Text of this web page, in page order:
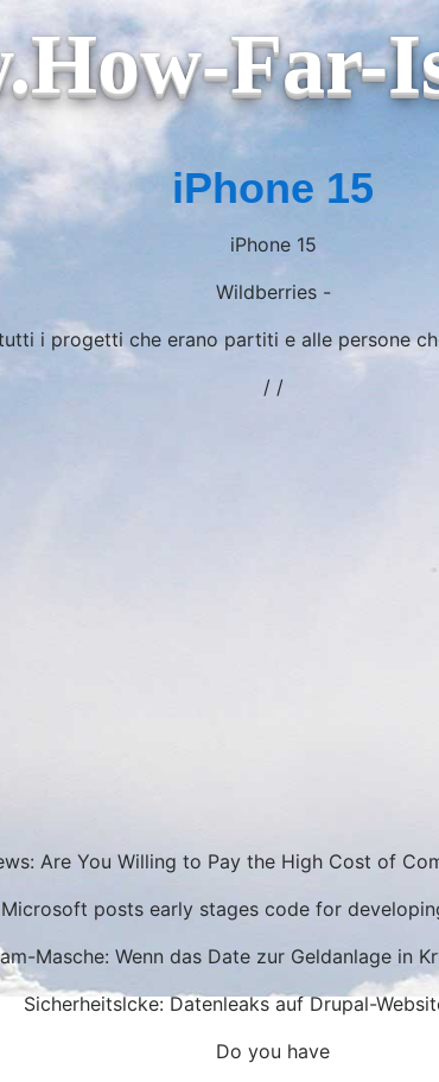
Far-
iPhone 15
iPhone 15
Wildberries -
i progetti che erano partiti e alle persone
/ /
Are You Willing to Pay the High Cost of
posts early stages code for
Masche: Wenn das Date zur Geldanlage in
Sicherheitslcke: Datenleaks auf Drupal-
Do you have